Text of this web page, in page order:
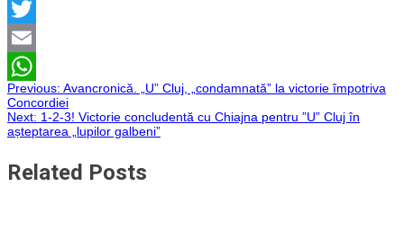
Facebook
Twitter
Email
WhatsApp
Navigare
în
articole
Previous: Avancronică. „U” Cluj, „condamnată” la victorie împotriva
Concordiei
Next: 1-2-3! Victorie concludentă cu Chiajna pentru ”U” Cluj în
așteptarea „lupilor galbeni”
Related Posts